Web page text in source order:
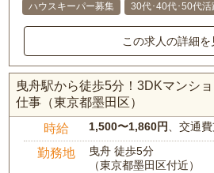
ハウスキーパー募集
30代･40代･50代活
この求人の詳細を
曳舟駅から徒歩5分！3DKマンシ
仕事（東京都墨田区）
時給 1,500〜1,860円 、交通
勤務地
曳舟 徒歩5分
（東京都墨田区付近）